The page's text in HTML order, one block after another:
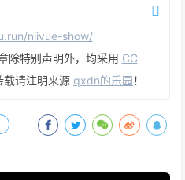
niivue-show/
除特别声明外，均采用 CC
载请注明来源 qxdn的乐园！